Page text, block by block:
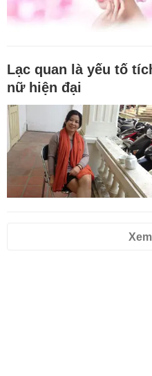
Lạc quan là yếu tố
nữ hiện đại